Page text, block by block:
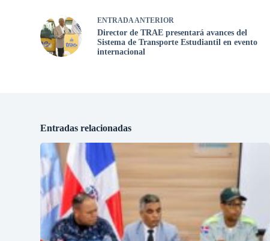
ENTRADAANTERIOR
Director de TRAE presentará avances del
Sistema de Transporte Estudiantil en evento
internacional
Entradas relacionadas